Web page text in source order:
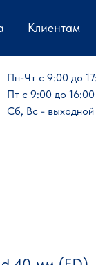
Клиентам
Пн-Чт с 9:00 до
Пт с 9:00 до 16:00
Сб, Вс - выходной